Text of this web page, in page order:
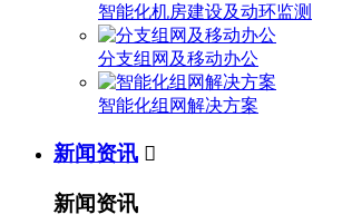
智能化机房建设及动环监测
分支组网及移动办公
智能化组网解决方案
新闻资讯 
新闻资讯